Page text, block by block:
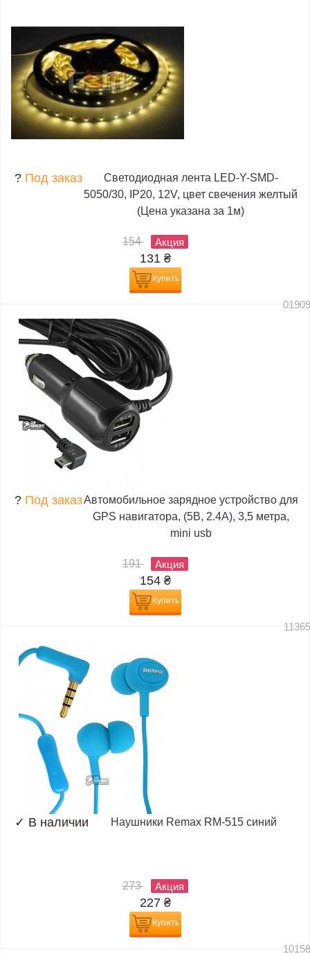
? Под заказ
Светодиодная лента LED-Y-SMD-
5050/30, IP20, 12V, цвет свечения желтый
(Цена указана за 1м)
154 Акция
131 ₴
Купить
? Под заказАвтомобильное зарядное устройство для
GPS навигатора, (5В, 2.4А), 3,5 метра,
mini usb
191 Акция
154 ₴
Купить
✓ В наличии Наушники Remax RM-515 синий
273 Акция
227 ₴
Купить